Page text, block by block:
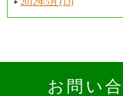
2012年5月 (13)
お問い